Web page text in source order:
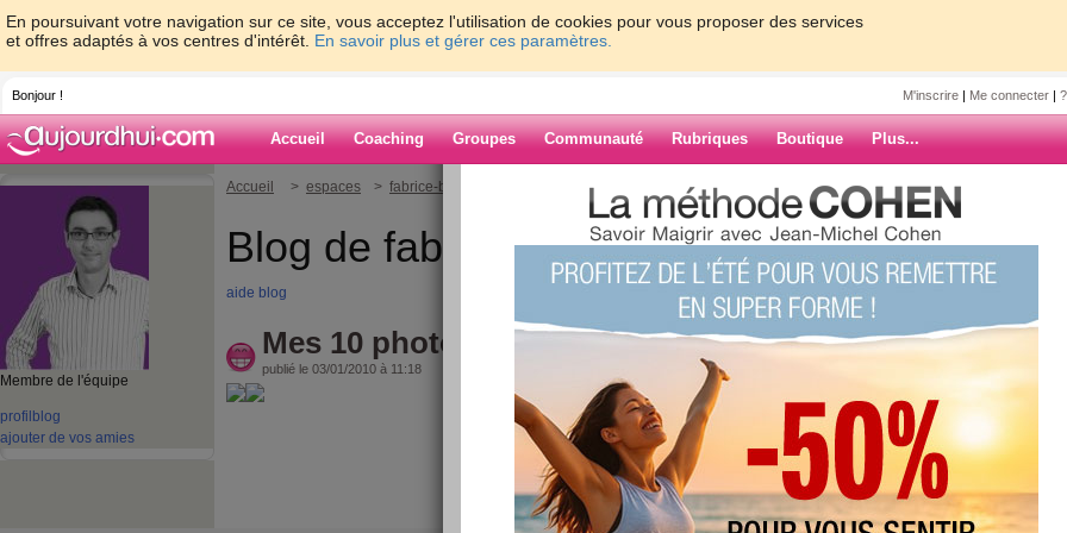
En poursuivant votre navigation sur ce site, vous acceptez l'utilisation de cookies pour vous proposer des services
et offres adaptés à vos centres d'intérêt. En savoir plus et gérer ces paramètres.
Bonjour ! M'inscrire | Me connecter |
Accueil Coaching Groupes Communauté Rubriques Boutique Plus...
Membre de l'équipe
profil blog
ajouter de vos amies
Accueil > espaces > fabrice-boutain > Mes 10 photos préférées de 2009
Blog de fabrice-boutain
aide blog
Mes 10 photos préférées de 2009
publié le 03/01/2010 à 11:18
ARCHIVES